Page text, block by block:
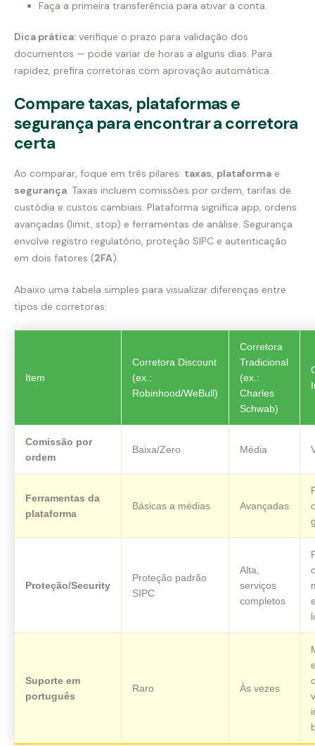
Faça a primeira transferência para ativar a conta.
Dica prática: verifique o prazo para validação dos
documentos — pode variar de horas a alguns dias. Para
rapidez, prefira corretoras com aprovação automática.
Compare taxas, plataformas e
segurança para encontrar a corretora
certa
Ao comparar, foque em três pilares: taxas, plataforma e
segurança. Taxas incluem comissões por ordem, tarifas de
custódia e custos cambiais. Plataforma significa app, ordens
avançadas (limit, stop) e ferramentas de análise. Segurança
envolve registro regulatório, proteção SIPC e autenticação
em dois fatores (2FA).
Abaixo uma tabela simples para visualizar diferenças entre
tipos de corretoras:
Item
Corretora Discount
(ex.:
Robinhood/WeBull)
Corretora
Tradicional
(ex.:
Charles
Schwab)
Comissão por
ordem
Baixa/Zero Média
Ferramentas da
plataforma
Básicas a médias Avançadas
Proteção/Security
Proteção padrão
SIPC
Alta,
serviços
completos
Suporte em
português
Raro Às vezes